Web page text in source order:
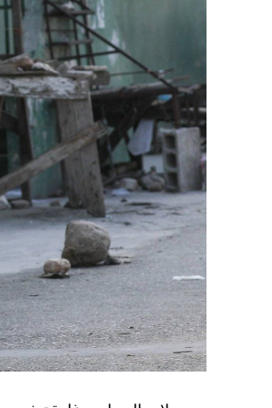
غير الاستراتيجية».
وفي أوكرانيا، فكّكت
يعدّون لاغتيال الرئيس
الاستخبارات العسكرية
ضابطَي أمن، مشيرةً إلى
الأوكراني الذي يتولّى
وذكرت الأجهزة أن هذه
المسؤولَين «نقلا
جهاز أمن» زيلينسكي
هذه الشبكة حصل على
من جهة أخرى، انتقد
إلى العاصمة بلغراد،
1999، محذّراً من أن بكين «لن تسمح قط بتكرار حدث تاريخي مأسوي كهذا».
واصطحب الرئيس الفرنسي